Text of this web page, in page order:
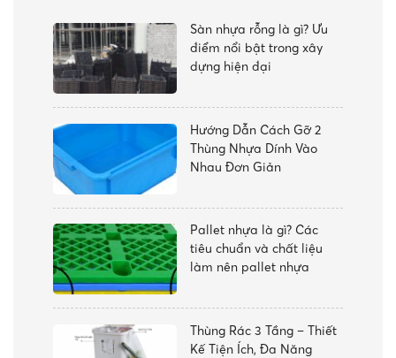
Sàn nhựa rỗng là gì? Ưu
điểm nổi bật trong xây
dựng hiện đại
Hướng Dẫn Cách Gỡ 2
Thùng Nhựa Dính Vào
Nhau Đơn Giản
Pallet nhựa là gì? Các
tiêu chuẩn và chất liệu
làm nên pallet nhựa
Thùng Rác 3 Tầng – Thiết
Kế Tiện Ích, Đa Năng